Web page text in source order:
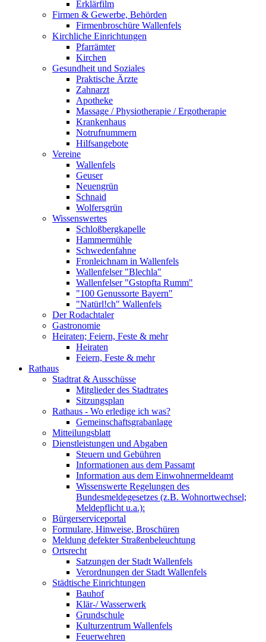
Erklärfilm
Firmen & Gewerbe, Behörden
Firmenbroschüre Wallenfels
Kirchliche Einrichtungen
Pfarrämter
Kirchen
Gesundheit und Soziales
Praktische Ärzte
Zahnarzt
Apotheke
Massage / Physiotherapie / Ergotherapie
Krankenhaus
Notrufnummern
Hilfsangebote
Vereine
Wallenfels
Geuser
Neuengrün
Schnaid
Wolfersgrün
Wissenswertes
Schloßbergkapelle
Hammermühle
Schwedenfahne
Fronleichnam in Wallenfels
Wallenfelser "Blechla"
Wallenfelser "Gstopfta Rumm"
"100 Genussorte Bayern"
"Natürl!ch" Wallenfels
Der Rodachtaler
Gastronomie
Heiraten; Feiern, Feste & mehr
Heiraten
Feiern, Feste & mehr
Rathaus
Stadtrat & Ausschüsse
Mitglieder des Stadtrates
Sitzungsplan
Rathaus - Wo erledige ich was?
Gemeinschaftsgrabanlage
Mitteilungsblatt
Dienstleistungen und Abgaben
Steuern und Gebühren
Informationen aus dem Passamt
Information aus dem Einwohnermeldeamt
Wissenswerte Regelungen des
Bundesmeldegesetzes (z.B. Wohnortwechsel;
Meldepflicht u.a.):
Bürgerserviceportal
Formulare, Hinweise, Broschüren
Meldung defekter Straßenbeleuchtung
Ortsrecht
Satzungen der Stadt Wallenfels
Verordnungen der Stadt Wallenfels
Städtische Einrichtungen
Bauhof
Klär-/ Wasserwerk
Grundschule
Kulturzentrum Wallenfels
Feuerwehren